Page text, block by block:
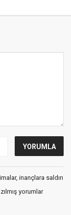
inançlara saldırı
yorumlar